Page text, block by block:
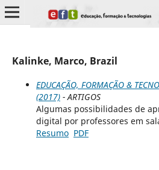
Kalinke, Marco, Brazil
EDUCAÇÃO, FORMAÇÃO &
(2017)- ARTIGOS
Algumas possibilidades de
digital por professores em
Resumo PDF